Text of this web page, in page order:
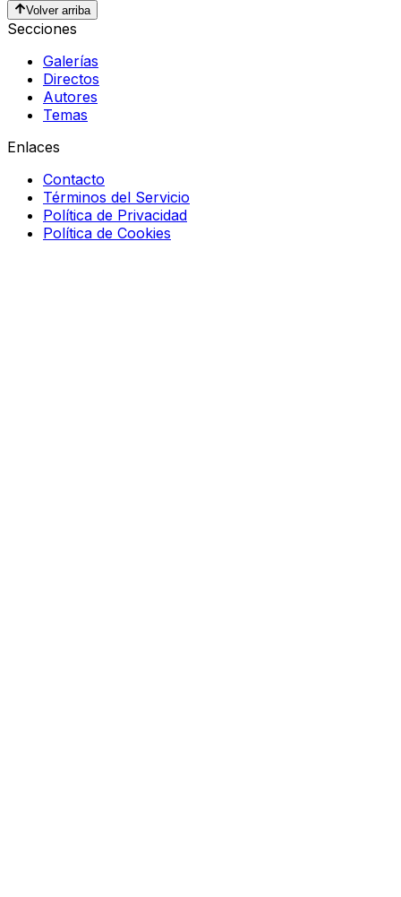
Volver arriba
Secciones
Galerías
Directos
Autores
Temas
Enlaces
Contacto
Términos del Servicio
Política de Privacidad
Política de Cookies